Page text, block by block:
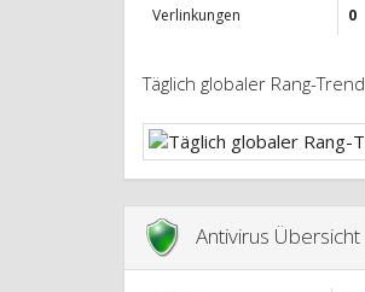
Verlinkungen 0
Täglich globaler Rang-Trend
Antivirus Übersicht